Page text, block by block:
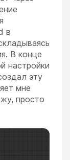
в
В конце
настройки
эту
мне
просто